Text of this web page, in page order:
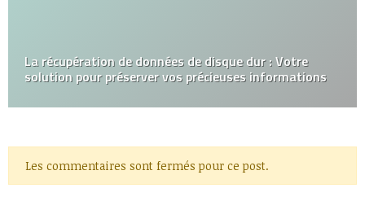
La récupération de données de disque dur : Votre
solution pour préserver vos précieuses informations
Les commentaires sont fermés pour ce post.